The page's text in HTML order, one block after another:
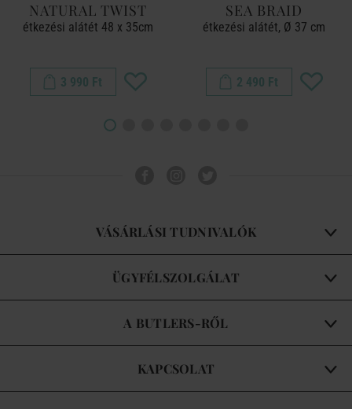
NATURAL TWIST
étkezési alátét 48 x 35cm
3 990 Ft
SEA BRAID
étkezési alátét, Ø 37 cm
2 490 Ft
VÁSÁRLÁSI TUDNIVALÓK
ÜGYFÉLSZOLGÁLAT
A BUTLERS-RŐL
KAPCSOLAT